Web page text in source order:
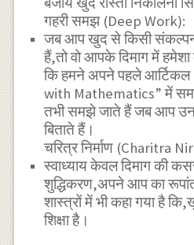
गहरी समझ (Deep Work):
जब आप खुद से किसी
हैं,तो वो आपके दिमाग में
कि हमने अपने पहले
with Mathematics” में
तभी समझे जाते हैं जब आप
बिताते हैं।
चरित्र निर्माण (Charitra
स्वाध्याय केवल दिमाग की
शुद्धिकरण,अपने आप का
शास्त्रों में भी कहा गया है
शिक्षा है।